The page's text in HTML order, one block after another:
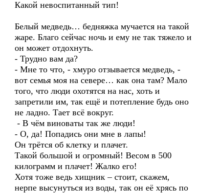
Какой невоспитанный тип!
Белый медведь… бедняжка мучается на такой
жаре. Благо сейчас ночь и ему не так тяжело и
он может отдохнуть.
- Трудно вам да?
- Мне то что, - хмуро отзывается медведь, -
вот семья моя на севере… как она там? Мало
того, что люди охотятся на нас, хоть и
запретили им, так ещё и потепление будь оно
не ладно. Тает всё вокруг.
- В чём виноваты так же люди!
- О, да! Попадись они мне в лапы!
Он трётся об клетку и плачет.
Такой большой и огромный! Весом в 500
килограмм и плачет! Жалко его!
Хотя тоже ведь хищник – стоит, скажем,
нерпе высунуться из воды, так он её хрясь по